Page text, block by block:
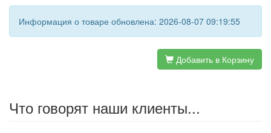
Информация о товаре обновлена: 2026-08-07 09:19:55
Добавить в Корзину
Что говорят наши клиенты...